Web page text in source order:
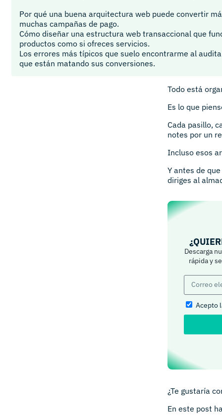
Por qué una buena arquitectura web puede convertir
muchas campañas de pago.
Cómo diseñar una estructura web transaccional que
productos como si ofreces servicios.
Los errores más típicos que suelo encontrarme al
que están matando sus conversiones.
Todo está
Es lo que
Cada pasillo,
notes por un
Incluso esos
Y antes de
diriges al
Descarga
rápida y
Acepto
¿Te gustaría
En este post